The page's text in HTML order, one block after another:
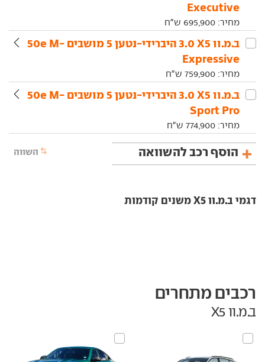
Executive
מחיר: 695,900 ש"ח
ב.מ.וו‏ X5‏ 3.0 היברידי-נטען 5 מושבים 50e M-
Expressive
מחיר: 759,900 ש"ח
ב.מ.וו‏ X5‏ 3.0 היברידי-נטען 5 מושבים 50e M-
Sport Pro
מחיר: 774,900 ש"ח
הוסף רכב להשוואה השווה
דגמי ב.מ.וו X5 משנים קודמות
רכבים מתחרים
ב.מ.וו X5